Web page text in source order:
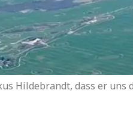
Hildebrandt, dass er uns